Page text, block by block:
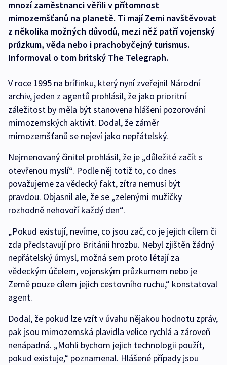
mnozí zaměstnanci věřili v přítomnost
mimozemšťanů na planetě. Ti mají Zemi navštěvovat
z několika možných důvodů, mezi něž patří vojenský
průzkum, věda nebo i prachobyčejný turismus.
Informoval o tom britský The Telegraph.
V roce 1995 na brífinku, který nyní zveřejnil Národní
archiv, jeden z agentů prohlásil, že jako prioritní
záležitost by měla být stanovena hlášení pozorování
mimozemských aktivit. Dodal, že záměr
mimozemšťanů se nejeví jako nepřátelský.
Nejmenovaný činitel prohlásil, že je „důležité začít s
otevřenou myslí“. Podle něj totiž to, co dnes
považujeme za vědecký fakt, zítra nemusí být
pravdou. Objasnil ale, že se „zelenými mužíčky
rozhodně nehovoří každý den“.
„Pokud existují, nevíme, co jsou zač, co je jejich cílem či
zda představují pro Británii hrozbu. Nebyl zjištěn žádný
nepřátelský úmysl, možná sem proto létají za
vědeckým účelem, vojenským průzkumem nebo je
Země pouze cílem jejich cestovního ruchu,“ konstatoval
agent.
Dodal, že pokud lze vzít v úvahu nějakou hodnotu zpráv,
pak jsou mimozemská plavidla velice rychlá a zároveň
nenápadná. „Mohli bychom jejich technologii použít,
pokud existuje,“ poznamenal. Hlášené případy jsou